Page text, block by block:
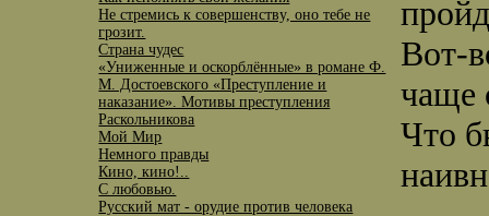
Не стремись к совершенству, оно тебе не
грозит.
Страна чудес
«Униженные и оскорблённые» в романе Ф.
М. Достоевского «Преступление и
наказание». Мотивы преступления
Раскольникова
Мой Мир
Немного правды
Кино, кино!..
С любовью.
Русский мат - орудие против человека
Вот-
чаще
Что